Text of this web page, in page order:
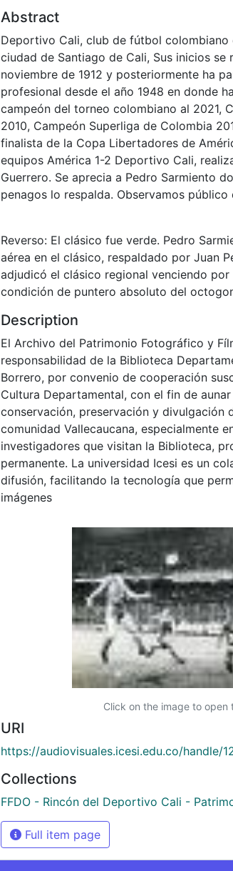
Abstract
Deportivo Cali, club de fútbol colombiano
ciudad de Santiago de Cali, Sus inicios se
noviembre de 1912 y posteriormente ha
profesional desde el año 1948 en donde
campeón del torneo colombiano al 2021,
2010, Campeón Superliga de Colombia
finalista de la Copa Libertadores de
equipos América 1-2 Deportivo Cali,
Guerrero. Se aprecia a Pedro Sarmiento
penagos lo respalda. Observamos público
Reverso: El clásico fue verde. Pedro
aérea en el clásico, respaldado por Juan
adjudicó el clásico regional venciendo
condición de puntero absoluto del
Description
El Archivo del Patrimonio Fotográfico y
responsabilidad de la Biblioteca
Borrero, por convenio de cooperación
Cultura Departamental, con el fin de
conservación, preservación y divulgación
comunidad Vallecaucana, especialmente
investigadores que visitan la Biblioteca,
permanente. La universidad Icesi es un
difusión, facilitando la tecnología que
imágenes
Click on the image to open
URI
https://audiovisuales.icesi.edu.co/handle/
Collections
FFDO - Rincón del Deportivo Cali -
Full item page